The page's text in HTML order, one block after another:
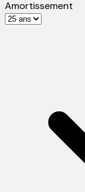
Amortissement